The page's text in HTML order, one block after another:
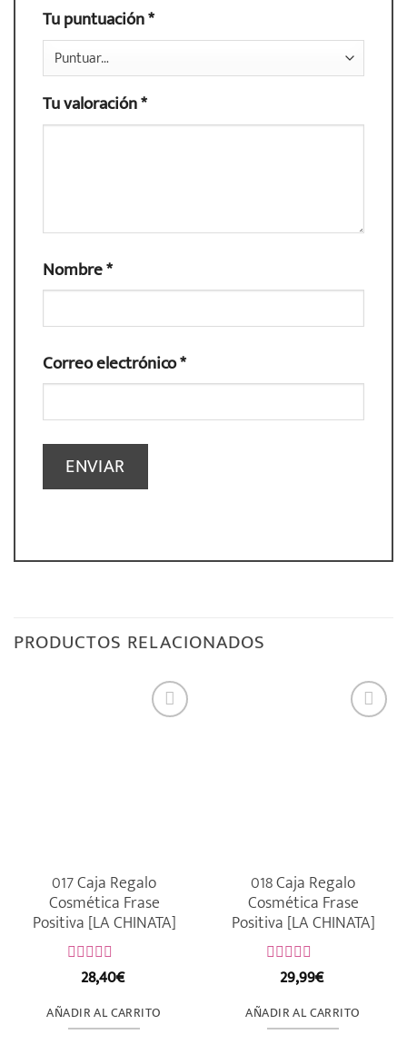
Tu puntuación*
Tu valoración*
Nombre*
Correo electrónico*
PRODUCTOS RELACIONADOS
017 Caja Regalo
Cosmética Frase
Positiva [LA CHINATA]
Valorado
de
5
28,40€
AÑADIR AL CARRITO
018 Caja Regalo
Cosmética Frase
Positiva [LA CHINATA]
Valorado
de
5
29,99€
AÑADIR AL CARRITO